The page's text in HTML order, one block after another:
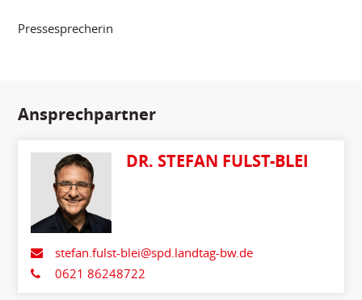
Pressesprecherin
Ansprechpartner
DR. STEFAN FULST-BLEI
stefan.fulst-blei@spd.landtag-bw.de
0621 86248722